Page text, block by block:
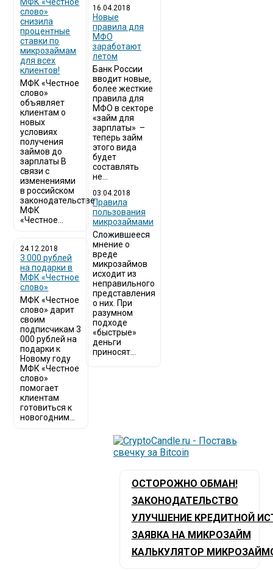
слово»
снизила
процентные
ставки по
микрозаймам
для всех
клиентов!
МФК «Честное
слово»
объявляет
клиентам о
новых
условиях
получения
займов до
зарплаты В
связи с
изменениями
в российском
законодательстве
МФК
«Честное...
24.12.2018
3 000 рублей
на подарки в
МФК «Честное
слово»
МФК «Честное
слово» дарит
своим
подписчикам 3
000 рублей на
подарки к
Новому году
МФК «Честное
слово»
помогает
клиентам
готовиться к
новогодним...
16.04.2018
Новые
правила для
МФО
заработают
летом
Банк России
вводит новые,
более жесткие
правила для
МФО в секторе
«займ для
зарплаты» –
теперь займ
этого вида
будет
составлять
не...
03.04.2018
​Правила
пользования
микрозаймами
Сложившееся
мнение о
вреде
микрозаймов
исходит из
неправильного
представления
о них. При
разумном
подходе
«быстрые»
деньги
приносят...
ОСТОРОЖНО ОБМАН!
ЗАКОНОДАТЕЛЬСТВО
УЛУЧШЕНИЕ КРЕДИТНОЙ
ЗАЯВКА НА МИКРОЗАЙМ
КАЛЬКУЛЯТОР